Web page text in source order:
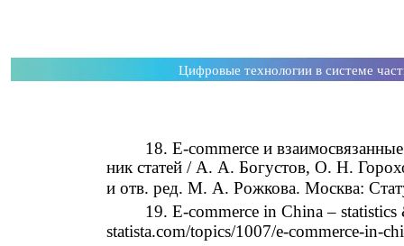
Цифровые технологии в системе
18. E-commerce и
ник статей / А. А. Богустов, О. Н.
и отв. ред. М. А. Рожкова. Москва:
19. E-commerce in China –
statista.com/topics/1007/e-commerce-in-